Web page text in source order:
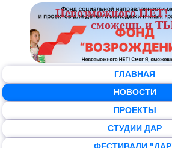
Невозможного НЕТ!
сможешь и
ГЛАВНАЯ
НОВОСТИ
ПРОЕКТЫ
СТУДИИ ДАР